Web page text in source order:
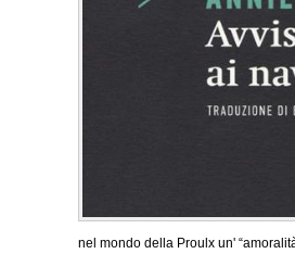
nel mondo della Proulx un'